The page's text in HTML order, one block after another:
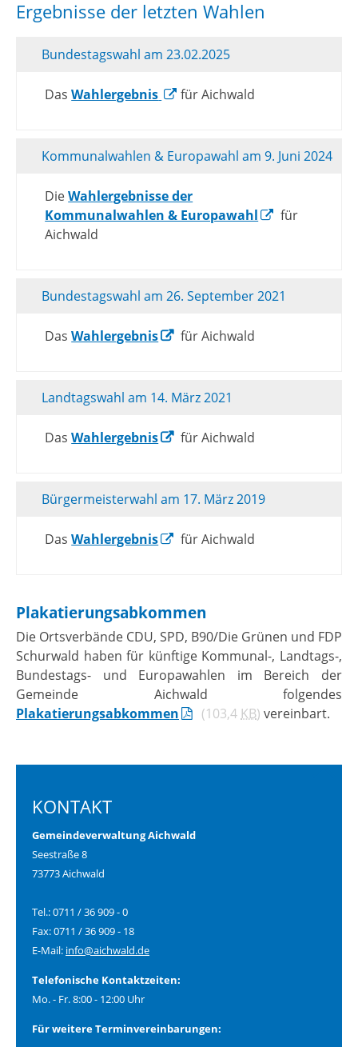
Ergebnisse der letzten Wahlen
Bundestagswahl am 23.02.2025
DasWahlergebnis für Aichwald
Kommunalwahlen & Europawahl am 9. Juni 2024
DieWahlergebnisse der
Kommunalwahlen & Europawahl
für
Aichwald
Bundestagswahl am 26. September 2021
DasWahlergebnis für Aichwald
Landtagswahl am 14. März 2021
DasWahlergebnis für Aichwald
Bürgermeisterwahl am 17. März 2019
DasWahlergebnis für Aichwald
Plakatierungsabkommen
Die Ortsverbände CDU, SPD, B90/Die Grünen und FDP
Schurwald haben für künftige Kommunal-, Landtags-,
Bundestags- und Europawahlen im Bereich der
Gemeinde Aichwald folgendes
Plakatierungsabkommen
(103,4 KB) vereinbart.
KONTAKT
Gemeindeverwaltung Aichwald
Seestraße 8
73773 Aichwald
Tel.: 0711 / 36 909 - 0
Fax: 0711 / 36 909 - 18
E-Mail: info@aichwald.de
Telefonische Kontaktzeiten:
Mo. - Fr. 8:00 - 12:00 Uhr
Für weitere Terminvereinbarungen: